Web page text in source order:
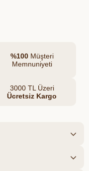
%100Müşteri
Memnuniyeti
3000 TL Üzeri
Ücretsiz Kargo